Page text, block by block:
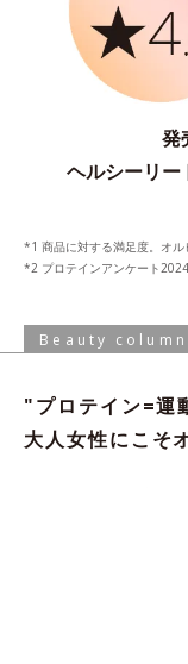
発
ヘルシーリー
商品に対する満足度。オ
プロテインアンケート
Beauty column
"プロテイン=運
大人女性にこそ